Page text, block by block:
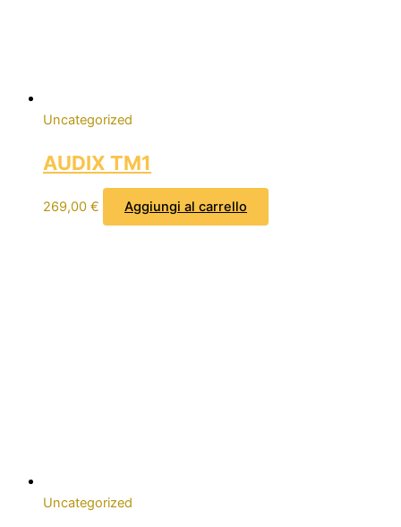
Uncategorized
AUDIX TM1
269,00 € Aggiungi al carrello
Uncategorized